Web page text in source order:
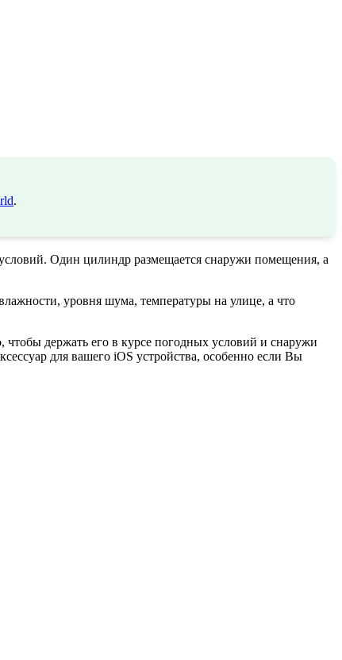
.
Один цилиндр размещается снаружи помещения, а
уровня шума, температуры на улице, а что
держать его в курсе погодных условий и снаружи
для вашего iOS устройства, особенно если Вы